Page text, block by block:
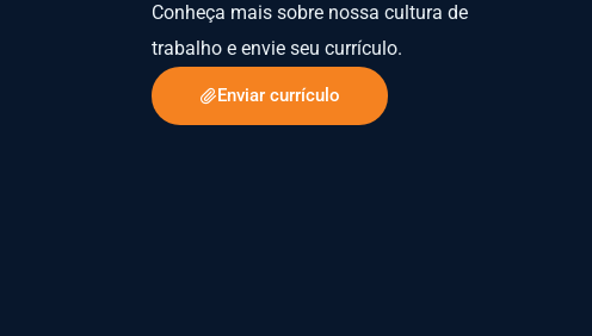
Conheça mais sobre nossa cultura de
trabalho e envie seu currículo.
Enviar currículo